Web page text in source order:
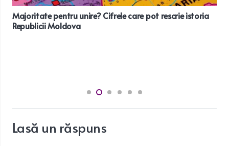
Majoritate pentru unire? Cifrele care pot rescrie istoria
Republicii Moldova
Lasă un răspuns